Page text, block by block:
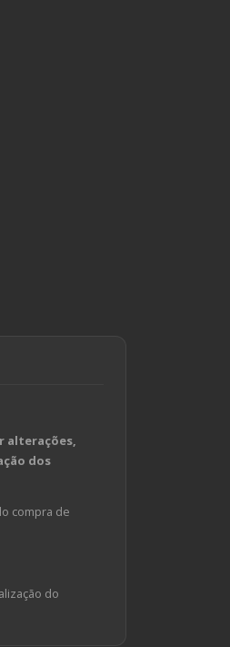
alterações,
dos
compra de
do